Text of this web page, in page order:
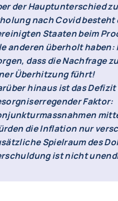
der Hauptunterschied
nach Covid besteht
Staaten beim
anderen überholt haben:
dass die Nachfrage
Überhitzung führt!
hinaus ist das Defizit
Faktor:
die Inflation nur
Spielraum des
ist nicht